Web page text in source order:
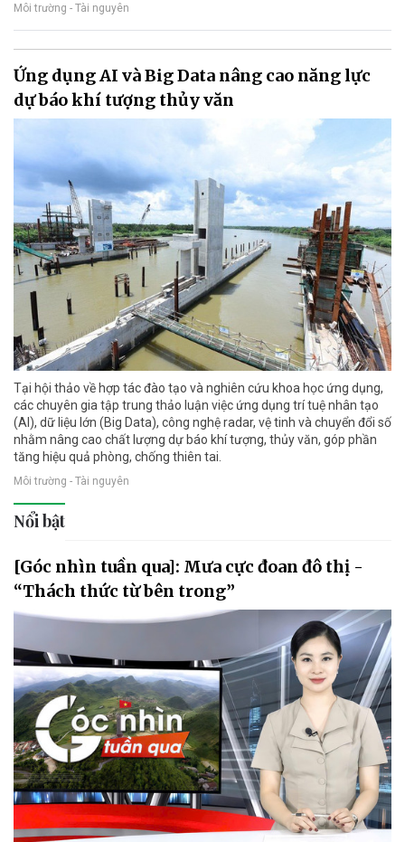
Môi trường - Tài nguyên
Ứng dụng AI và Big Data nâng cao năng lực
dự báo khí tượng thủy văn
Tại hội thảo về hợp tác đào tạo và nghiên cứu khoa học ứng dụng,
các chuyên gia tập trung thảo luận việc ứng dụng trí tuệ nhân tạo
(AI), dữ liệu lớn (Big Data), công nghệ radar, vệ tinh và chuyển đổi số
nhằm nâng cao chất lượng dự báo khí tượng, thủy văn, góp phần
tăng hiệu quả phòng, chống thiên tai.
Môi trường - Tài nguyên
Nổi bật
[Góc nhìn tuần qua]: Mưa cực đoan đô thị -
“Thách thức từ bên trong”